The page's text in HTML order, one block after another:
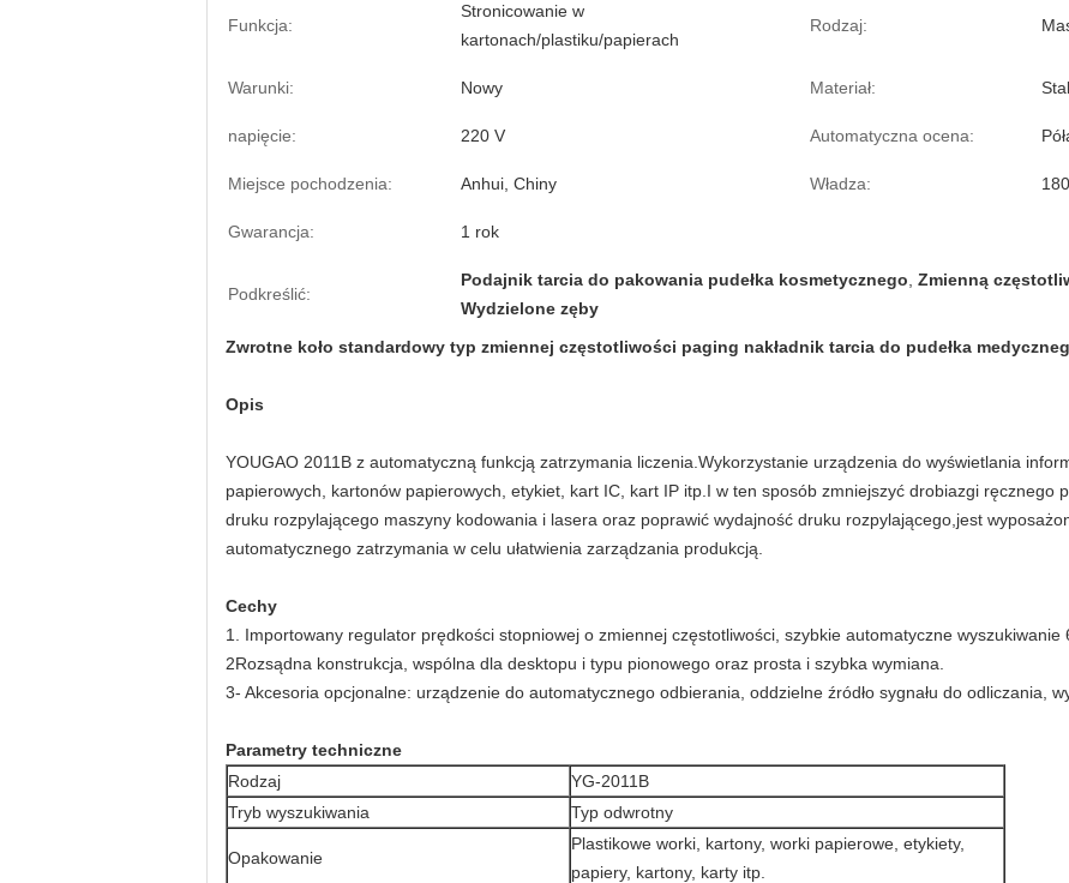
Funkcja:
Stronicowanie w
kartonach/plastiku/papierach
Rodzaj:
Warunki: Nowy Materiał:
napięcie: 220 V Automatyczna ocena:
Miejsce pochodzenia: Anhui, Chiny Władza:
Gwarancja: 1 rok
Podkreślić:
Podajnik tarcia do pakowania pudełka kosmetycznego Zmienną
Wydzielone zęby
Zwrotne koło standardowy typ zmiennej częstotliwości paging nakładnik tarcia do pudełka
Opis
YOUGAO 2011B z automatyczną funkcją zatrzymania liczenia. Wykorzystanie urządzenia do wyświetlania
papierowych, kartonów papierowych, etykiet, kart IC, kart IP itp.I w ten sposób zmniejszyć drobiazgi ręcznego
druku rozpylającego maszyny kodowania i lasera oraz poprawić wydajność druku rozpylającego,jest
automatycznego zatrzymania w celu ułatwienia zarządzania produkcją.
Cechy
1. Importowany regulator prędkości stopniowej o zmiennej częstotliwości, szybkie automatyczne wyszukiwanie
2Rozsądna konstrukcja, wspólna dla desktopu i typu pionowego oraz prosta i szybka wymiana.
3- Akcesoria opcjonalne: urządzenie do automatycznego odbierania, oddzielne źródło sygnału do odliczania,
Parametry techniczne
Rodzaj
YG-2011B
Tryb wyszukiwania
Typ odwrotny
Opakowanie
Plastikowe worki, kartony, worki papierowe, etykiety,
papiery, kartony, karty itp.